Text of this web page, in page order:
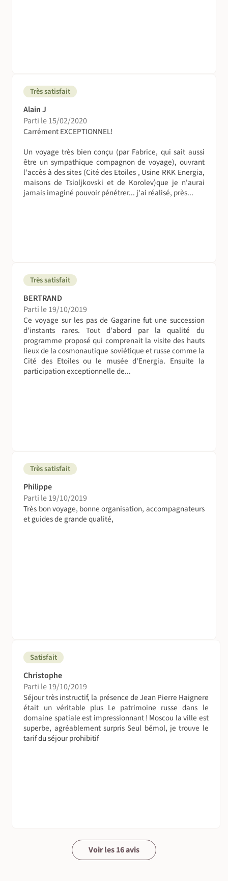
Très satisfait
Alain J
Parti le 15/02/2020
Carrément EXCEPTIONNEL!
Un voyage très bien conçu (par Fabrice, qui sait aussi
être un sympathique compagnon de voyage), ouvrant
l'accès à des sites (Cité des Etoiles , Usine RKK Energia,
maisons de Tsioljkovski et de Korolev)que je n'aurai
jamais imaginé pouvoir pénétrer... j'ai réalisé, près...
Très satisfait
BERTRAND
Parti le 19/10/2019
Ce voyage sur les pas de Gagarine fut une succession
d'instants rares. Tout d'abord par la qualité du
programme proposé qui comprenait la visite des hauts
lieux de la cosmonautique soviétique et russe comme la
Cité des Etoiles ou le musée d'Energia. Ensuite la
participation exceptionnelle de...
Très satisfait
Philippe
Parti le 19/10/2019
Très bon voyage, bonne organisation, accompagnateurs
et guides de grande qualité,
Satisfait
Christophe
Parti le 19/10/2019
Séjour très instructif, la présence de Jean Pierre Haignere
était un véritable plus Le patrimoine russe dans le
domaine spatiale est impressionnant ! Moscou la ville est
superbe, agréablement surpris Seul bémol, je trouve le
tarif du séjour prohibitif
Voir les 16 avis